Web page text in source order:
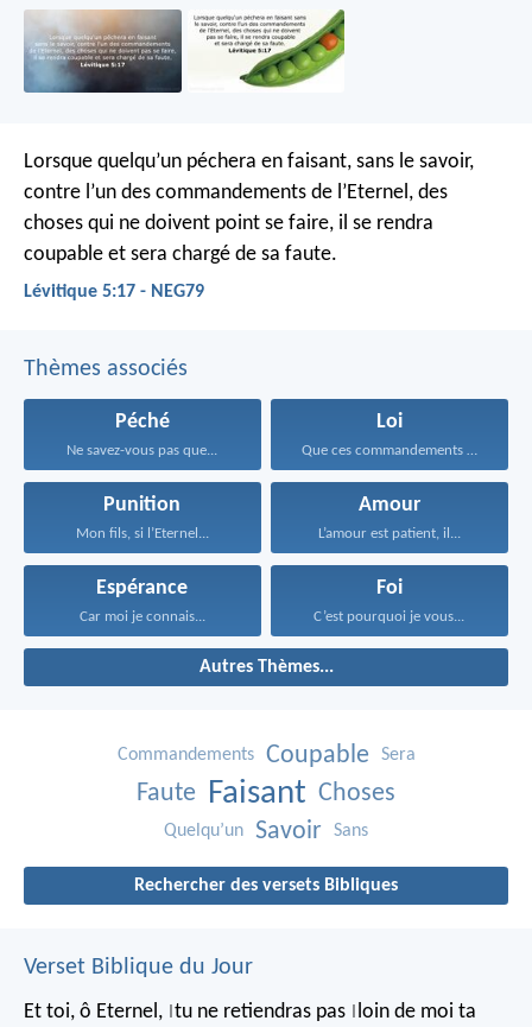
Lorsque quelqu’un péchera en faisant, sans le savoir,
contre l’un des commandements de l’Eternel, des
choses qui ne doivent point se faire, il se rendra
coupable et sera chargé de sa faute.
Lévitique 5:17 - NEG79
Thèmes associés
Péché
Ne savez-vous pas que...
Loi
Que ces commandements que...
Punition
Mon fils, si l’Eternel...
Amour
L’amour est patient, il...
Espérance
Car moi je connais...
Foi
C’est pourquoi je vous...
Autres Thèmes...
Commandements Coupable Sera
Faute Faisant Choses
Quelqu’un Savoir Sans
Rechercher des versets Bibliques
Verset Biblique du Jour
Et toi, ô Eternel, tu ne retiendras pas loin de moi ta